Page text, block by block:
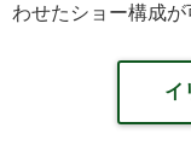
わせたショー構成が
イ